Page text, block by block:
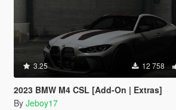
3.25 12 758
2023 BMW M4 CSL [Add-On | Extras]
By Jeboy17